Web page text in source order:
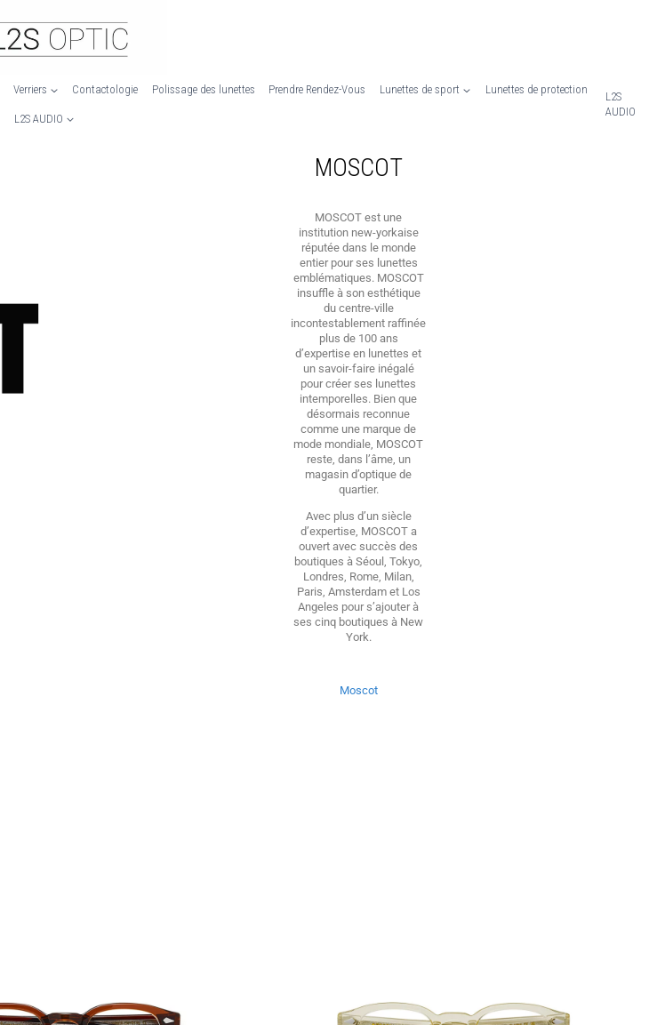
Verriers Contactologie Polissage des lunettes Prendre Rendez-Vous Lunettes de sport Lunettes de protection
L2S AUDIO
L2S
AUDIO
MOSCOT
MOSCOT est une
institution new-yorkaise
réputée dans le monde
entier pour ses lunettes
emblématiques. MOSCOT
insuffle à son esthétique
du centre-ville
incontestablement raffinée
plus de 100 ans
d’expertise en lunettes et
un savoir-faire inégalé
pour créer ses lunettes
intemporelles. Bien que
désormais reconnue
comme une marque de
mode mondiale, MOSCOT
reste, dans l’âme, un
magasin d’optique de
quartier.
Avec plus d’un siècle
d’expertise, MOSCOT a
ouvert avec succès des
boutiques à Séoul, Tokyo,
Londres, Rome, Milan,
Paris, Amsterdam et Los
Angeles pour s’ajouter à
ses cinq boutiques à New
York.
Moscot